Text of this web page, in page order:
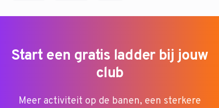
Start een gratis ladder bij jouw
club
Meer activiteit op de banen, een sterkere